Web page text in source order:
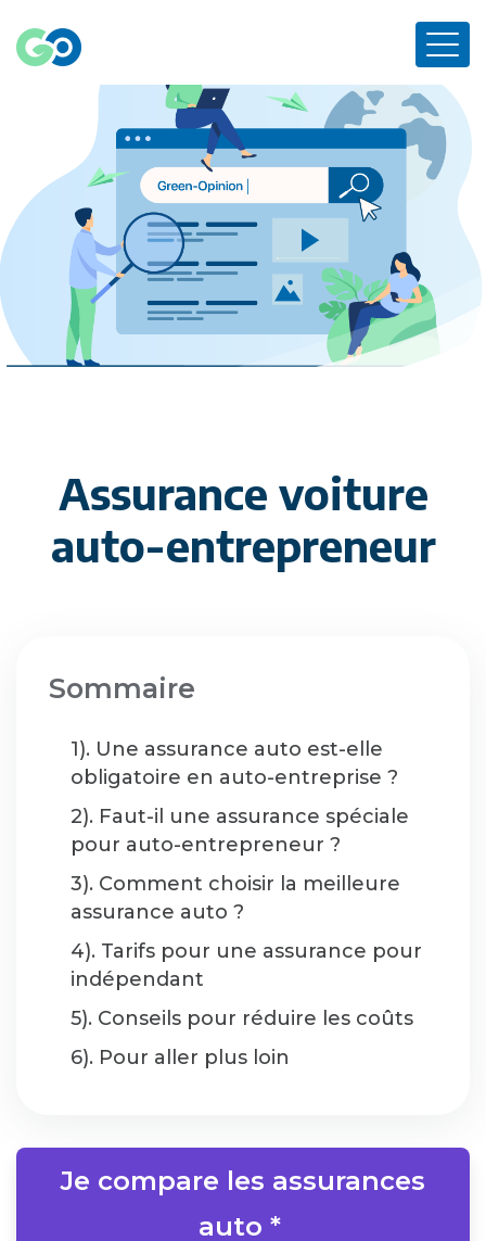
Assurance voiture
auto-entrepreneur
Sommaire
1). Une assurance auto est-elle
obligatoire en auto-entreprise ?
2). Faut-il une assurance spéciale
pour auto-entrepreneur ?
3). Comment choisir la meilleure
assurance auto ?
4). Tarifs pour une assurance pour
indépendant
5). Conseils pour réduire les coûts
6). Pour aller plus loin
Je compare les assurances
auto *